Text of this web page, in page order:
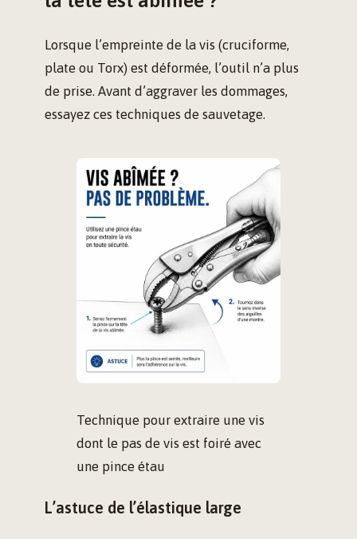
Lorsque l’empreinte de la vis (cruciforme,
plate ou Torx) est déformée, l’outil n’a plus
de prise. Avant d’aggraver les dommages,
essayez ces techniques de sauvetage.
Technique pour extraire une vis
dont le pas de vis est foiré avec
une pince étau
L’astuce de l’élastique large